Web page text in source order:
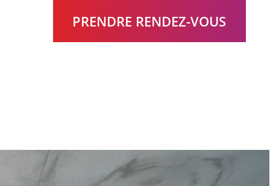
PRENDRE RENDEZ-VOUS